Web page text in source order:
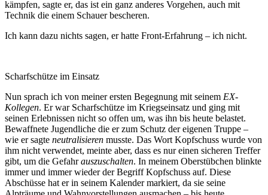
kämpfen, sagte er, das ist ein ganz anderes Vorgehen, auch mit
Technik die einem Schauer bescheren.
Ich kann dazu nichts sagen, er hatte Front-Erfahrung – ich nicht.
Scharfschütze im Einsatz
Nun sprach ich von meiner ersten Begegnung mit seinem EX-
Kollegen. Er war Scharfschütze im Kriegseinsatz und ging mit
seinen Erlebnissen nicht so offen um, was ihn bis heute belastet.
Bewaffnete Jugendliche die er zum Schutz der eigenen Truppe –
wie er sagte neutralisieren musste. Das Wort Kopfschuss wurde von
ihm nicht verwendet, meinte aber, dass es nur einen sicheren Treffer
gibt, um die Gefahrauszuschalten. In meinem Oberstübchen blinkte
immer und immer wieder der Begriff Kopfschuss auf. Diese
Abschüsse hat er in seinem Kalender markiert, da sie seine